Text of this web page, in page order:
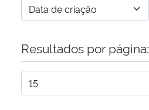
Resultados por página: